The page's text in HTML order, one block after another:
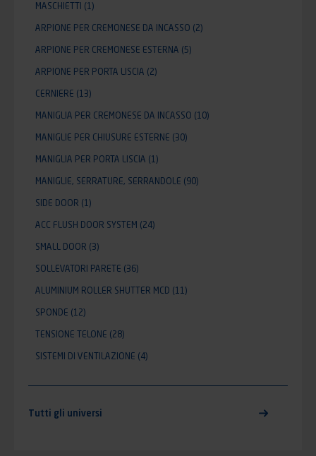
MASCHIETTI (1)
ARPIONE PER CREMONESE DA INCASSO (2)
ARPIONE PER CREMONESE ESTERNA (5)
ARPIONE PER PORTA LISCIA (2)
CERNIERE (13)
MANIGLIA PER CREMONESE DA INCASSO (10)
MANIGLIE PER CHIUSURE ESTERNE (30)
MANIGLIA PER PORTA LISCIA (1)
MANIGLIE, SERRATURE, SERRANDOLE (90)
SIDE DOOR (1)
ACC FLUSH DOOR SYSTEM (24)
SMALL DOOR (3)
SOLLEVATORI PARETE (36)
ALUMINIUM ROLLER SHUTTER MCD (11)
SPONDE (12)
TENSIONE TELONE (28)
SISTEMI DI VENTILAZIONE (4)
Tutti gli universi